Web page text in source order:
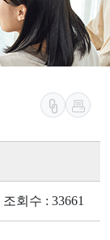
조회수 : 33661